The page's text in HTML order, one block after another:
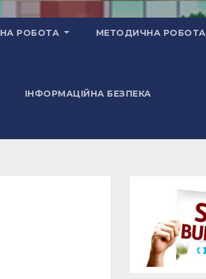
РОБОТА МЕТОДИЧНА РОБОТА
ІНФОРМАЦІЙНА БЕЗПЕКА